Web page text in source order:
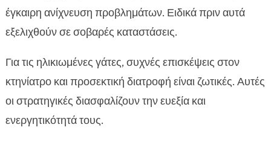
έγκαιρη ανίχνευση προβλημάτων. Ειδικά πριν αυτά
εξελιχθούν σε σοβαρές καταστάσεις.
Για τις ηλικιωμένες γάτες, συχνές επισκέψεις στον
κτηνίατρο και προσεκτική διατροφή είναι ζωτικές. Αυτές
οι στρατηγικές διασφαλίζουν την ευεξία και
ενεργητικότητά τους.